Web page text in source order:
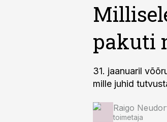
pakuti
31. jaanuaril
mille juhid
Raigo
toimetaja